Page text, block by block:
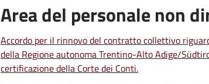
Area del personale non
Accordo per il rinnovo del contratto collettivo
della Regione autonoma Trentino-Alto Adige/
certificazione della Corte dei Conti.